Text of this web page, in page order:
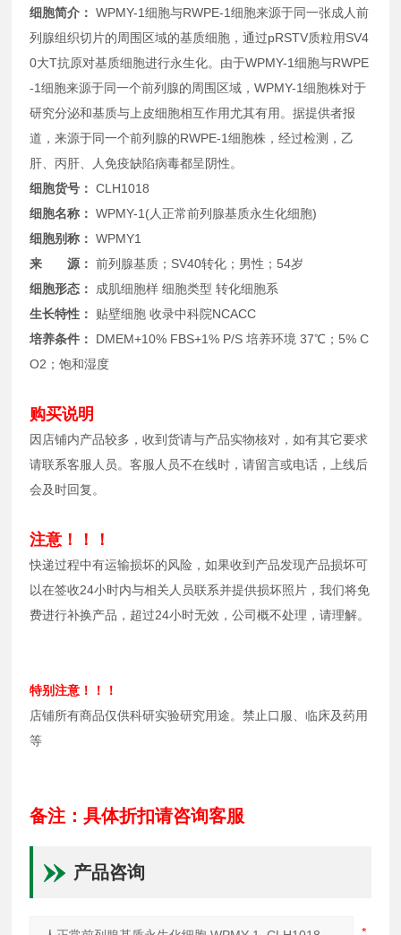
细胞简介： WPMY-1细胞与RWPE-1细胞来源于同一张成人前
列腺组织切片的周围区域的基质细胞，通过pRSTV质粒用SV4
0大T抗原对基质细胞进行永生化。由于WPMY-1细胞与RWPE
-1细胞来源于同一个前列腺的周围区域，WPMY-1细胞株对于
研究分泌和基质与上皮细胞相互作用尤其有用。据提供者报
道，来源于同一个前列腺的RWPE-1细胞株，经过检测，乙
肝、丙肝、人免疫缺陷病毒都呈阴性。
细胞货号： CLH1018
细胞名称： WPMY-1(人正常前列腺基质永生化细胞)
细胞别称： WPMY1
来 源：前列腺基质；SV40转化；男性；54岁
细胞形态：
成肌细胞样 细胞类型 转化细胞系
生长特性： 贴壁细胞 收录中科院NCACC
培养条件： DMEM+10% FBS+1% P/S 培养环境 37℃；5% C
O2；饱和湿度
购买说明
因店铺内产品较多，收到货请与产品实物核对，如有其它要求
请联系客服人员。客服人员不在线时，请留言或电话，上线后
会及时回复。
注意！！！
快递过程中有运输损坏的风险，如果收到产品发现产品损坏可
以在签收24小时内与相关人员联系并提供损坏照片，我们将免
费进行补换产品，超过24小时无效，公司概不处理，请理解。
特别注意！！！
店铺所有商品仅供科研实验研究用途。禁止口服、临床及药用
等
备注：具体折扣请咨询客服
产品咨询